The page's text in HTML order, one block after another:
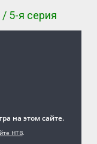
/ 5-я серия